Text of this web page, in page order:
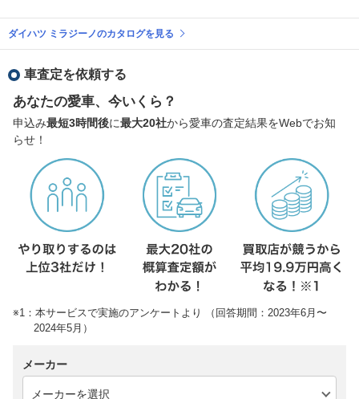
ダイハツ ミラジーノのカタログを見る
車査定を依頼する
あなたの愛車、今いくら？
申込み最短3時間後に最大20社から愛車の査定結果をWebでお知
らせ！
※1：本サービスで実施のアンケートより （回答期間：2023年6月〜
2024年5月）
メーカー